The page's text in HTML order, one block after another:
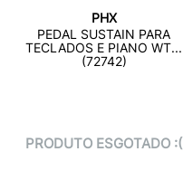
PHX
PEDAL SUSTAIN PARA
TECLADOS E PIANO WT...
(72742)
PRODUTO ESGOTADO :(